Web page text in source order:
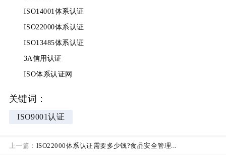
ISO14001体系认证
ISO22000体系认证
ISO13485体系认证
3A信用认证
ISO体系认证网
关键词：
ISO9001认证
上一篇： ISO22000体系认证需要多少钱?食品安全管理...